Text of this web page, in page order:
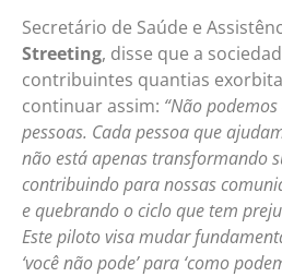
Secretário de Saúde e
Streeting, disse que a
contribuintes quantias
continuar assim: “Não
pessoas. Cada pessoa que
não está apenas transformando
contribuindo para nossas
e quebrando o ciclo que tem
Este piloto visa mudar
‘você não pode’ para ‘como